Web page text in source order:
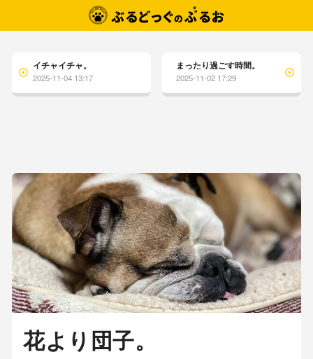
イチャイチャ。
2025-11-04 13:17
まったり過ごす時間。
2025-11-02 17:29
花より団子。